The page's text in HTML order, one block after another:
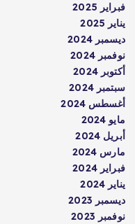
فبراير 2025
يناير 2025
ديسمبر 2024
نوفمبر 2024
أكتوبر 2024
سبتمبر 2024
أغسطس 2024
مايو 2024
أبريل 2024
مارس 2024
فبراير 2024
يناير 2024
ديسمبر 2023
نوفمبر 2023